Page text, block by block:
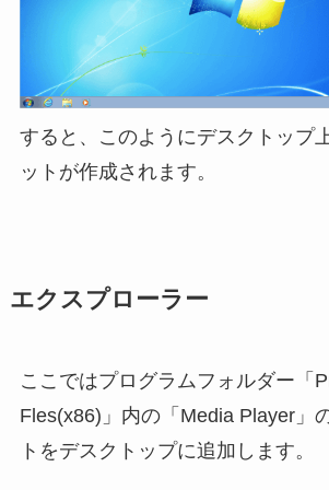
すると、このようにデスクトップ
ットが作成されます。
エクスプローラー
ここではプログラムフォルダー「
Fles(x86)」内の「Media Player」
トをデスクトップに追加します。